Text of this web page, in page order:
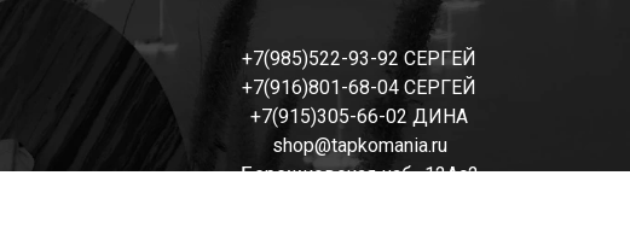
+7(985)522-93-92 СЕРГЕЙ
+7(916)801-68-04 СЕРГЕЙ
+7(915)305-66-02 ДИНА
shop@tapkomania.ru
Бережковская наб., 12Ас2